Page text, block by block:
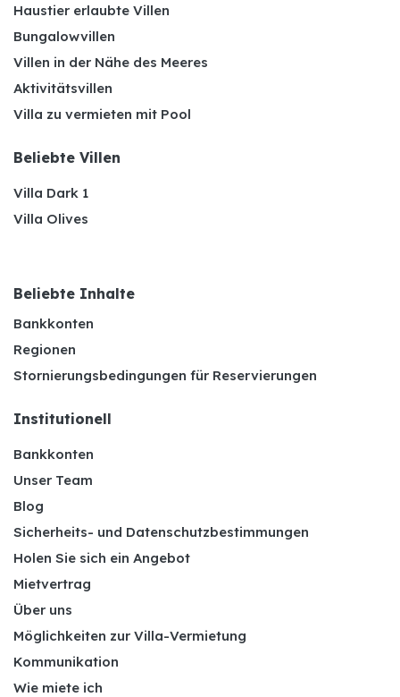
Haustier erlaubte Villen
Bungalowvillen
Villen in der Nähe des Meeres
Aktivitätsvillen
Villa zu vermieten mit Pool
Beliebte Villen
Villa Dark 1
Villa Olives
Beliebte Inhalte
Bankkonten
Regionen
Stornierungsbedingungen für Reservierungen
Institutionell
Bankkonten
Unser Team
Blog
Sicherheits- und Datenschutzbestimmungen
Holen Sie sich ein Angebot
Mietvertrag
Über uns
Möglichkeiten zur Villa-Vermietung
Kommunikation
Wie miete ich